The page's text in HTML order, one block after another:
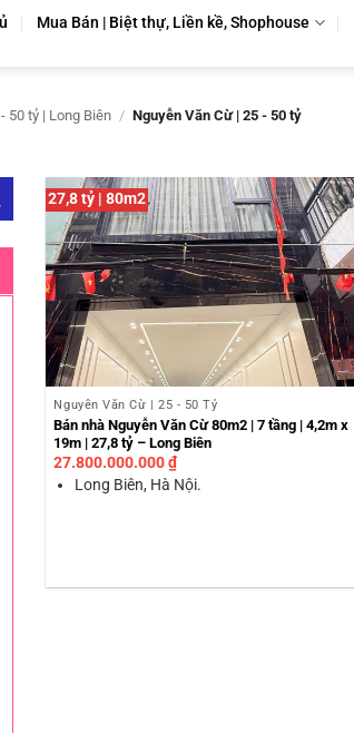
Mua Bán | Biệt thự, Liền kề, Shophouse
50 tỷ | Long Biên / Nguyễn Văn Cừ | 25 - 50 tỷ
27,8 tỷ | 80m2
Nguyễn Văn Cừ | 25 - 50 Tỷ
Bán nhà Nguyễn Văn Cừ 80m2 | 7 tầng | 4,2m x
19m | 27,8 tỷ – Long Biên
27.800.000.000₫
Long Biên, Hà Nội.